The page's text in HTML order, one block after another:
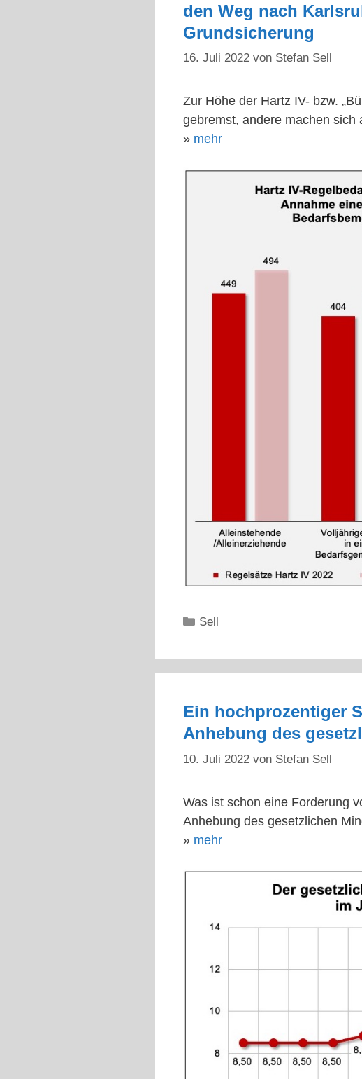
den Weg nach
Grundsicherung
16. Juli 2022 von Stefan Sell
Zur Höhe der Hartz IV- bzw.
gebremst, andere machen
» mehr
Kategorien
Sell
Ein hochprozentiger
Anhebung des
10. Juli 2022 von Stefan Sell
Was ist schon eine Forderung
Anhebung des gesetzlichen
» mehr